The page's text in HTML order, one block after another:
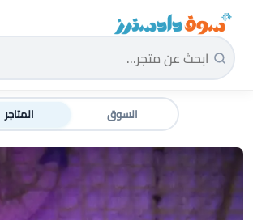
سوق دادسترز الرئيسية
السوق المتاجر